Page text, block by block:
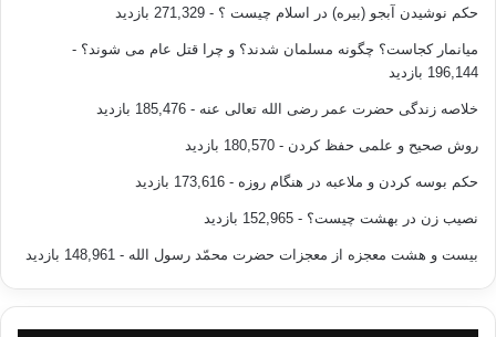
حکم نوشیدن آبجو (بیره) در اسلام چیست ؟ - 271,329 بازدید
میانمار کجاست؟ چگونه مسلمان شدند؟ و چرا قتل عام می شوند؟ -
196,144 بازدید
خلاصه زندگی حضرت عمر رضی الله تعالی عنه - 185,476 بازدید
روش صحیح و علمی حفظ کردن - 180,570 بازدید
حکم بوسه کردن و ملاعبه در هنگام روزه - 173,616 بازدید
نصیب زن در بهشت چیست؟ - 152,965 بازدید
بیست و هشت معجزه از معجزات حضرت محمّد رسول الله - 148,961 بازدید